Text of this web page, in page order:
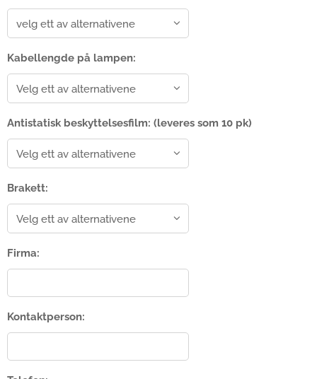
Kabellengde på lampen:
Antistatisk beskyttelsesfilm: (leveres som 10 pk)
Brakett:
Firma:
Kontaktperson: